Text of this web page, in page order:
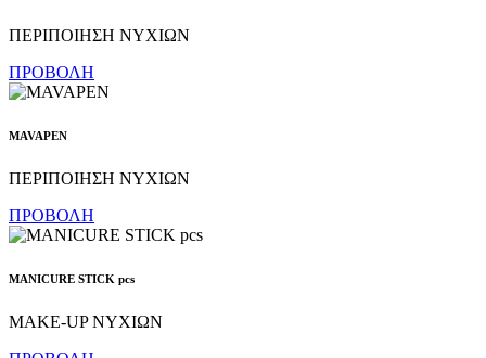
ΠΕΡΙΠΟΙΗΣΗ NΥΧΙΩΝ
ΠΡΟΒΟΛΗ
MAVAPEN
ΠΕΡΙΠΟΙΗΣΗ NΥΧΙΩΝ
ΠΡΟΒΟΛΗ
MANICURE STICK pcs
MAKE-UP ΝΥΧΙΩΝ